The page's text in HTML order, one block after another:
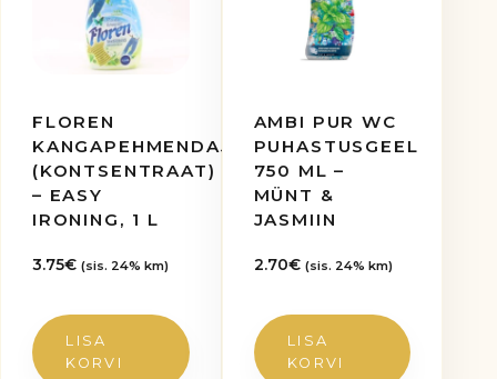
FLOREN
KANGAPEHMENDAJA
(KONTSENTRAAT)
– EASY
IRONING, 1 L
3.75€ (sis. 24% km)
LISA
KORVI
AMBI PUR WC
PUHASTUSGEEL
750 ML –
MÜNT &
JASMIIN
2.70€ (sis. 24% km)
LISA
KORVI